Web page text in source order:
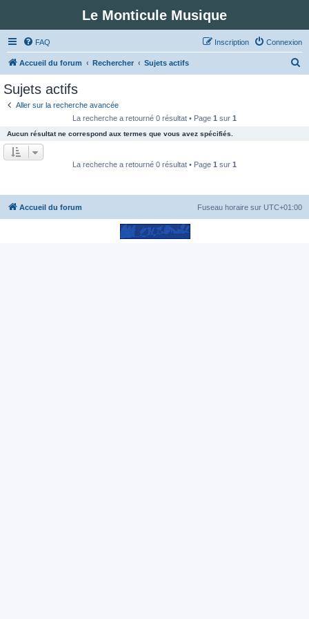
Le Monticule Musique
FAQ Connexion
Inscription
Accueil du forum Rechercher Sujets actifs
e
r
Sujets actifs
Aller sur la recherche avancée
La recherche a retourné 0 résultat • Page 1 sur 1
Aucun résultat ne correspond aux termes que vous avez spécifiés.
La recherche a retourné 0 résultat • Page 1 sur 1
Accueil du forum Fuseau horaire sur UTC+01:00